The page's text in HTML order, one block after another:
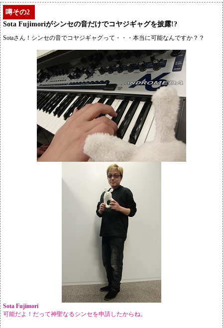
噂その2
Sota Fujimoriがシンセの音だけでコヤジギャグを披露!?
Sotaさん！シンセの音でコヤジギャグって・・・本当に可能なんですか？？
Sota Fujimori
可能だよ！だって神聖なるシンセを申請したからね。